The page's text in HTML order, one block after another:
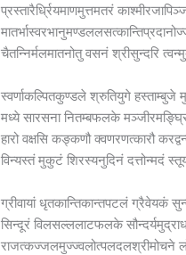
प्रस्तारैर्ध्रियमाणमुत्तमतरं
चैतन्निर्मलमातनोतु वसनं श्रीसुन्दरि
स्वर्णाकल्पितकुण्डले श्रुतियुगे हस्ताम्बुजे
मध्ये सारसना नितम्बफलके
हारो वक्षसि कङ्कणौ क्वणरणत्कारौ
विन्यस्तं मुकुटं शिरस्यनुदिनं दत्तोन्मदं
ग्रीवायां धृतकान्तिकान्तपटलं ग्रैवेयकं
सिन्दूरं विलसल्ललाटफलके
राजत्कज्जलमुज्ज्वलोत्पलदलश्रीमोचने